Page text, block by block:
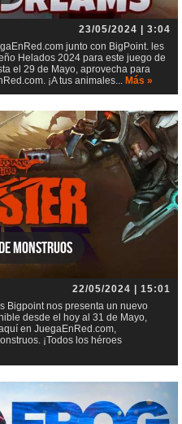
23/05/2024 | 3:04
junto con BigPoint. les
Helados 2024 para este juego de
el 29 de Mayo, aprovecha para
¡A tus animales... Más »
monstruos
22/05/2024 | 15:01
Bigpoint nos presenta un nuevo
desde el hoy al 31 de Mayo,
en JuegaEnRed.com,
¡Todos los héroes